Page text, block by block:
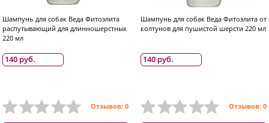
Шампунь для собак Веда Фитоэлита
распутывающий для длинношерстных
220 мл
140 руб.
Отзывов: 0
Шампунь для собак Веда Фитоэлита от
колтунов для пушистой шерсти 220 мл
140 руб.
Отзывов: 0